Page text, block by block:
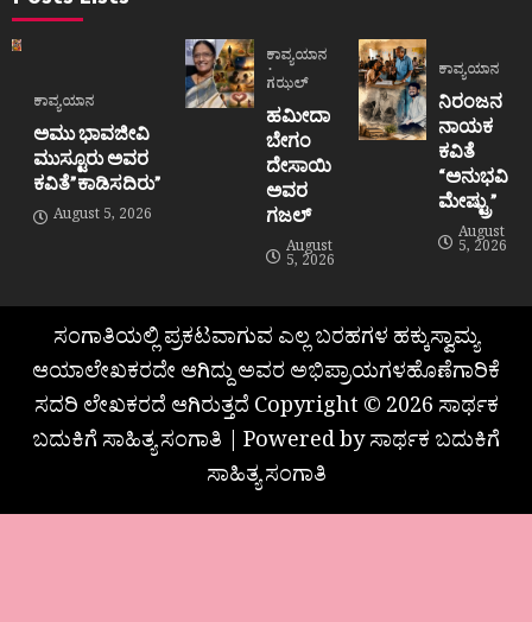
ಕಾವ್ಯಯಾನ
ಅಮು ಭಾವಜೀವಿ
ಮುಸ್ಟೂರು ಅವರ
ಕವಿತೆ”ಕಾಡಿಸದಿರು”
August 5, 2026
ಕಾವ್ಯಯಾನ
ಗಝಲ್
ಹಮೀದಾ
ಬೇಗಂ
ದೇಸಾಯಿ
ಅವರ
ಗಜಲ್
August
5, 2026
ಕಾವ್ಯಯಾನ
ನಿರಂಜನ
ನಾಯಕ
ಕವಿತೆ
“ಅನುಭವಿ
ಮೇಷ್ಟ್ರು”
August
5, 2026
ಸಂಗಾತಿಯಲ್ಲಿ ಪ್ರಕಟವಾಗುವ ಎಲ್ಲ ಬರಹಗಳ ಹಕ್ಕುಸ್ವಾಮ್ಯ
ಆಯಾಲೇಖಕರದೇ ಆಗಿದ್ದು ಅವರ ಅಭಿಪ್ರಾಯಗಳಹೊಣೆಗಾರಿಕೆ
ಸದರಿ ಲೇಖಕರದೆ ಆಗಿರುತ್ತದೆ Copyright © 2026 ಸಾರ್ಥಕ
ಬದುಕಿಗೆ ಸಾಹಿತ್ಯ ಸಂಗಾತಿ | Powered by ಸಾರ್ಥಕ ಬದುಕಿಗೆ
ಸಾಹಿತ್ಯ ಸಂಗಾತಿ